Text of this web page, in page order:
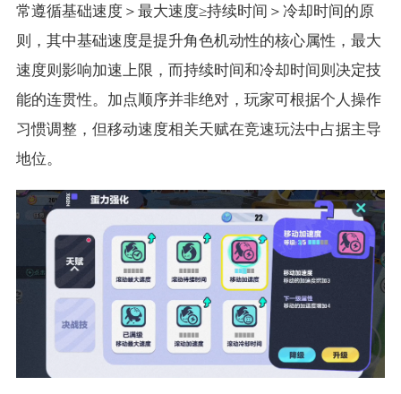
常遵循基础速度＞最大速度≥持续时间＞冷却时间的原
则，其中基础速度是提升角色机动性的核心属性，最大
速度则影响加速上限，而持续时间和冷却时间则决定技
能的连贯性。加点顺序并非绝对，玩家可根据个人操作
习惯调整，但移动速度相关天赋在竞速玩法中占据主导
地位。